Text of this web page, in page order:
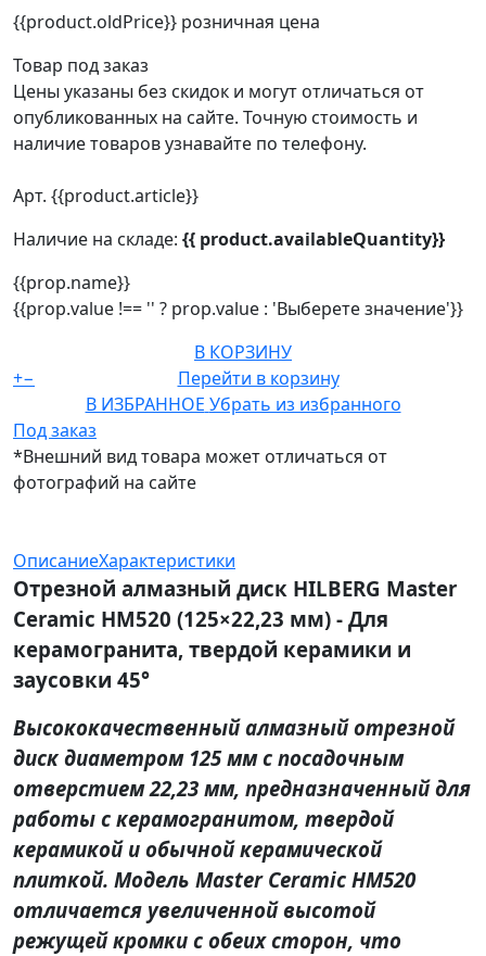
{{product.oldPrice}} розничная цена
Товар под заказ
Цены указаны без скидок и могут отличаться от
опубликованных на сайте. Точную стоимость и
наличие товаров узнавайте по телефону.
Арт. {{product.article}}
Наличие на складе: {{ product.availableQuantity}}
{{prop.name}}
{{prop.value !== '' ? prop.value : 'Выберете значение'}}
В КОРЗИНУ
+−
Перейти в корзину
В ИЗБРАННОЕ Убрать из избранного
Под заказ
*Внешний вид товара может отличаться от
фотографий на сайте
ОписаниеХарактеристики
Отрезной алмазный диск HILBERG Master
Ceramic HM520 (125×22,23 мм) - Для
керамогранита, твердой керамики и
заусовки 45°
Высококачественный алмазный отрезной
диск диаметром 125 мм с посадочным
отверстием 22,23 мм, предназначенный для
работы с керамогранитом, твердой
керамикой и обычной керамической
плиткой. Модель Master Ceramic HM520
отличается увеличенной высотой
режущей кромки с обеих сторон, что